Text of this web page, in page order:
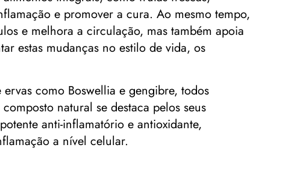
e promover a cura. Ao mesmo tempo,
e melhora a circulação, mas também apoia
estas mudanças no estilo de vida, os
como Boswellia e gengibre, todos
natural se destaca pelos seus
anti-inflamatório e antioxidante,
a nível celular.